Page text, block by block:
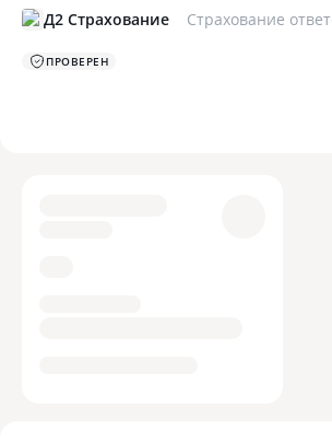
Д2 Страхование Страхование
ПРОВЕРЕН